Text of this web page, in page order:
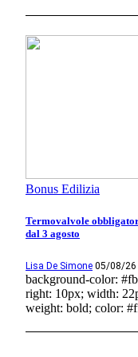
Bonus Edilizia
Termovalvole
dal 3 agosto
Lisa De Simone 05/08/26
background-color:
right: 10px; width:
weight: bold; color: